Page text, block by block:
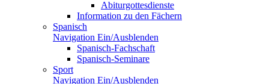
Abiturgottesdienste
Information zu den Fächern
Spanisch
Navigation Ein/Ausblenden
Spanisch-Fachschaft
Spanisch-Seminare
Sport
Navigation Ein/Ausblenden